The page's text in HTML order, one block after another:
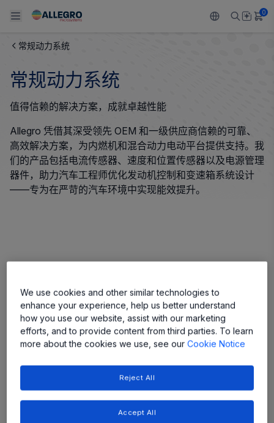
Back To Main Menu
产品
调节
驱动器
Back To Main Menu
应用
工业
消费品
Back To Main Menu
技术支持
封装
质量标准和环境认证
Back To Main Menu
技术资源
Back To Main Menu
关于 ALLEGRO
我们的公司
人才招聘
企业责任
0
常规动力系统
常规动力系统
值得信赖的解决方案，成就卓越性能
Allegro 凭借其深受领先 OEM 和一级供应商信赖的可靠、
高效解决方案，为内燃机和混合动力电动平台提供支持。我
们的产品包括电流传感器、速度和位置传感器以及电源管理
器件，助力汽车工程师优化发动机控制和变速箱系统设计
——专为在严苛的汽车环境中实现能效提升。
We use cookies and other similar technologies to
enhance your experience, help us better understand
how you use our website, assist with our marketing
efforts, and to provide content from third parties. To learn
more about the cookies we use, see ourCookie Notice
Reject All
Accept All